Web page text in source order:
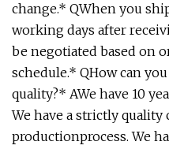
change.* QWhen you
working days after
be negotiated based on
schedule.* QHow can
quality?* AWe have 10
We have a strictly
productionprocess. We